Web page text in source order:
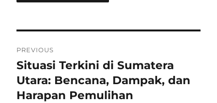
pos
PREVIOUS
Previous
post:
Situasi Terkini di Sumatera
Utara: Bencana, Dampak, dan
Harapan Pemulihan